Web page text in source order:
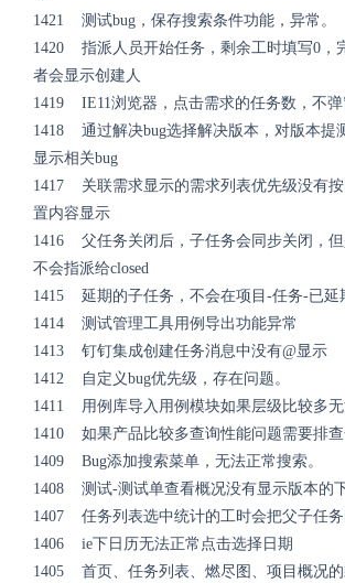
1421 测试bug，保存搜索条件功能，异常。
1420 指派人员开始任务，剩余工时填写0，
者会显示创建人
1419 IE11浏览器，点击需求的任务数，不弹
1418 通过解决bug选择解决版本，对版本提
显示相关bug
1417 关联需求显示的需求列表优先级没有
置内容显示
1416 父任务关闭后，子任务会同步关闭，但
不会指派给closed
1415 延期的子任务，不会在项目-任务-已延
1414 测试管理工具用例导出功能异常
1413 钉钉集成创建任务消息中没有@显示
1412 自定义bug优先级，存在问题。
1411 用例库导入用例模块如果层级比较多
1410 如果产品比较多查询性能问题需要排
1409 Bug添加搜索菜单，无法正常搜索。
1408 测试-测试单查看概况没有显示版本的
1407 任务列表选中统计的工时会把父子任
1406 ie下日历无法正常点击选择日期
1405 首页、任务列表、燃尽图、项目概况